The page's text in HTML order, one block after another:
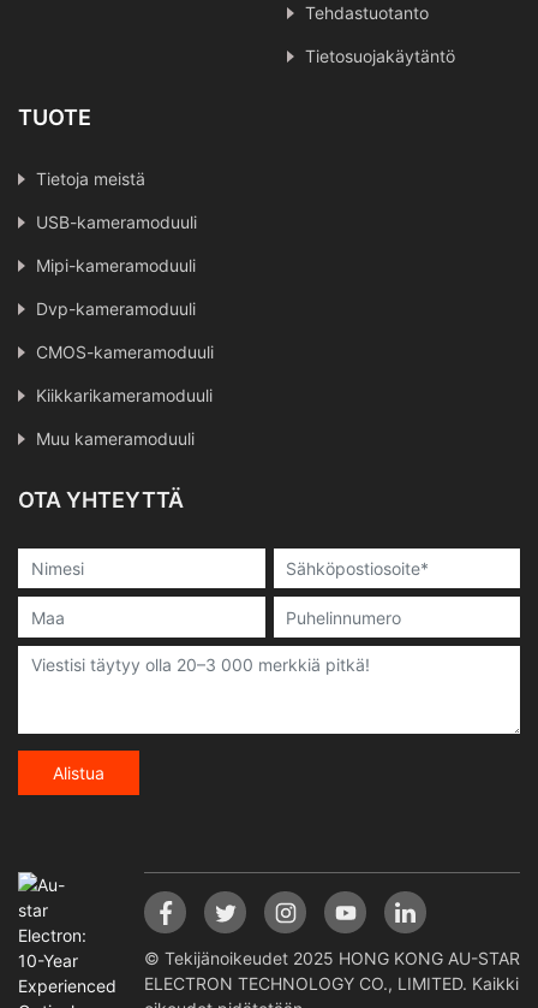
Tehdastuotanto
Tietosuojakäytäntö
TUOTE
Tietoja meistä
USB-kameramoduuli
Mipi-kameramoduuli
Dvp-kameramoduuli
CMOS-kameramoduuli
Kiikkarikameramoduuli
Muu kameramoduuli
OTA YHTEYTTÄ
Alistua
© Tekijänoikeudet 2025 HONG KONG AU-STAR
ELECTRON TECHNOLOGY CO., LIMITED. Kaikki